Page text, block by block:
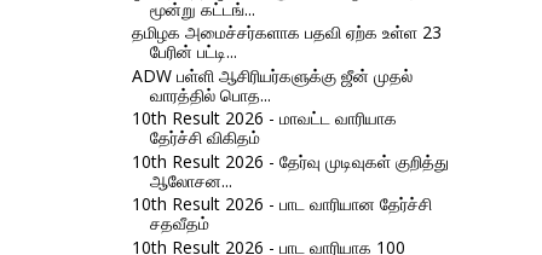
மூன்று கட்டங்...
தமிழக அமைச்சர்களாக பதவி ஏற்க உள்ள 23
பேரின் பட்டி...
ADW பள்ளி ஆசிரியர்களுக்கு ஜீன் முதல்
வாரத்தில் பொத...
10th Result 2026 - மாவட்ட வாரியாக
தேர்ச்சி விகிதம்
10th Result 2026 - தேர்வு முடிவுகள் குறித்து
ஆலோசன...
10th Result 2026 - பாட வாரியான தேர்ச்சி
சதவீதம்
10th Result 2026 - பாட வாரியாக 100